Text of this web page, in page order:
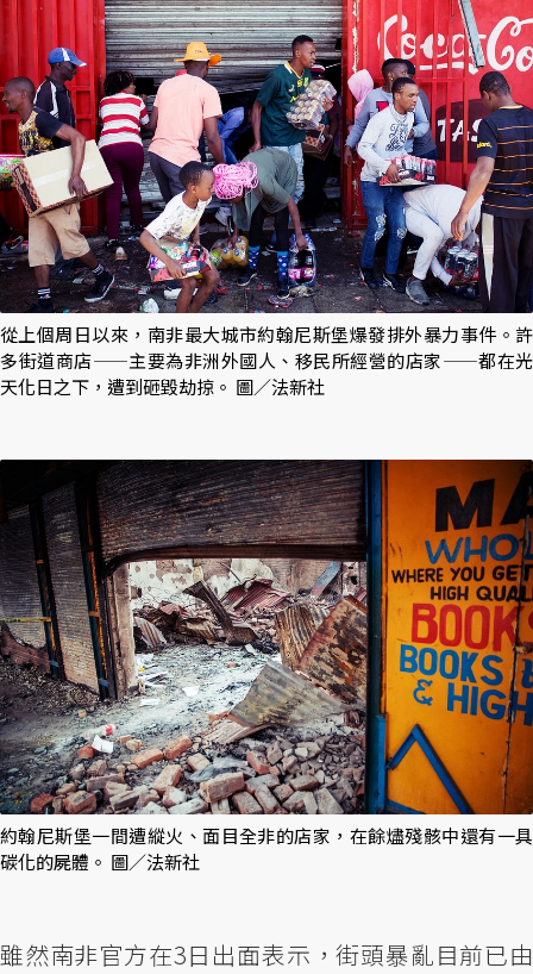
從上個周日以來，南非最大城市約翰尼斯堡爆發排外暴力事件。許
多街道商店——主要為非洲外國人、移民所經營的店家——都在光
天化日之下，遭到砸毀劫掠。 圖／法新社
約翰尼斯堡一間遭縱火、面目全非的店家，在餘燼殘骸中還有一具
碳化的屍體。 圖／法新社
雖然南非官方在3日出面表示，街頭暴亂目前已由